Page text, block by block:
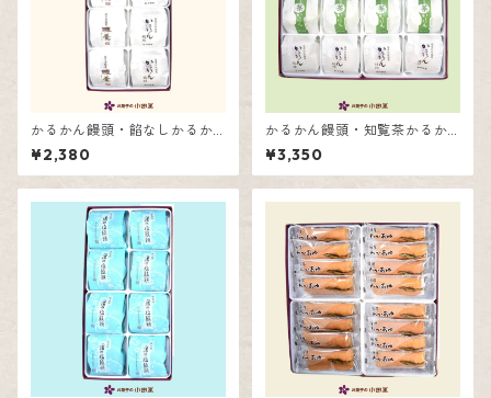
かるかん饅頭・餡なしかるか
ん詰合せ8個入
¥2,380
かるかん饅頭・知覧茶かるか
ん・餡なしかるかん詰合せ12
個入
¥3,350